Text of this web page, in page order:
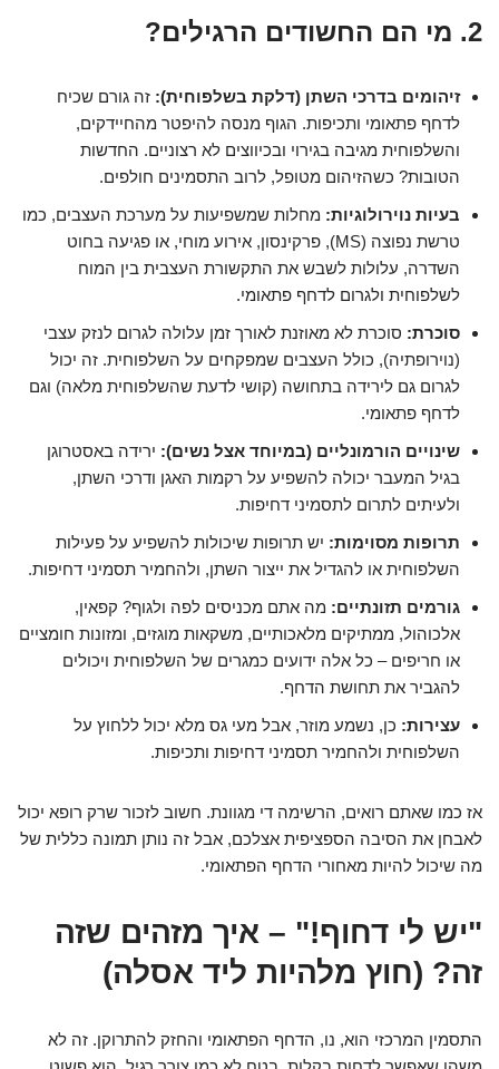
2. מי הם החשודים הרגילים?
זיהומים בדרכי השתן (דלקת בשלפוחית): זה גורם שכיח
לדחף פתאומי ותכיפות. הגוף מנסה להיפטר מהחיידקים,
והשלפוחית מגיבה בגירוי ובכיווצים לא רצוניים. החדשות
הטובות? כשהזיהום מטופל, לרוב התסמינים חולפים.
בעיות נוירולוגיות: מחלות שמשפיעות על מערכת העצבים, כמו
טרשת נפוצה (MS), פרקינסון, אירוע מוחי, או פגיעה בחוט
השדרה, עלולות לשבש את התקשורת העצבית בין המוח
לשלפוחית ולגרום לדחף פתאומי.
סוכרת: סוכרת לא מאוזנת לאורך זמן עלולה לגרום לנזק עצבי
(נוירופתיה), כולל העצבים שמפקחים על השלפוחית. זה יכול
לגרום גם לירידה בתחושה (קושי לדעת שהשלפוחית מלאה) וגם
לדחף פתאומי.
שינויים הורמונליים (במיוחד אצל נשים): ירידה באסטרוגן
בגיל המעבר יכולה להשפיע על רקמות האגן ודרכי השתן,
ולעיתים לתרום לתסמיני דחיפות.
תרופות מסוימות: יש תרופות שיכולות להשפיע על פעילות
השלפוחית או להגדיל את ייצור השתן, ולהחמיר תסמיני דחיפות.
גורמים תזונתיים: מה אתם מכניסים לפה ולגוף? קפאין,
אלכוהול, ממתיקים מלאכותיים, משקאות מוגזים, ומזונות חומציים
או חריפים – כל אלה ידועים כמגרים של השלפוחית ויכולים
להגביר את תחושת הדחף.
עצירות: כן, נשמע מוזר, אבל מעי גס מלא יכול ללחוץ על
השלפוחית ולהחמיר תסמיני דחיפות ותכיפות.
אז כמו שאתם רואים, הרשימה די מגוונת. חשוב לזכור שרק רופא יכול
לאבחן את הסיבה הספציפית אצלכם, אבל זה נותן תמונה כללית של
מה שיכול להיות מאחורי הדחף הפתאומי.
"יש לי דחוף!" – איך מזהים שזה
זה? (חוץ מלהיות ליד אסלה)
התסמין המרכזי הוא, נו, הדחף הפתאומי והחזק להתרוקן. זה לא